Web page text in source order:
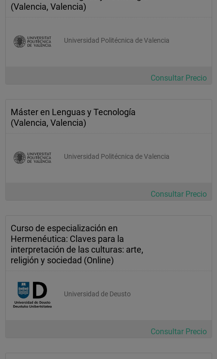
•         Conservación de las obras de arte
•         Restauración
•         El protocolo
Nuestra aportación, en este módulo, es la conclusión final de
todo lo aprendido, trabajando en equipo, asignando las tareas
propias de un comisario de exposiciones, realizando todas las
fases de principio a fin de una exposición, que se inaugura en
la sala de exposiciones del Palacio Colomina sede de la
enfrentan a la práctica con material original.
(Valencia, Valencia)
Universidad Politécnica de Valencia
Consultar Precio
Máster en Lenguas y Tecnología
(Valencia, Valencia)
Universidad Politécnica de Valencia
Consultar Precio
Curso de especialización en
Hermenéutica: Claves para la
interpretación de las culturas: arte,
religión y sociedad (Online)
Universidad de Deusto
Consultar Precio